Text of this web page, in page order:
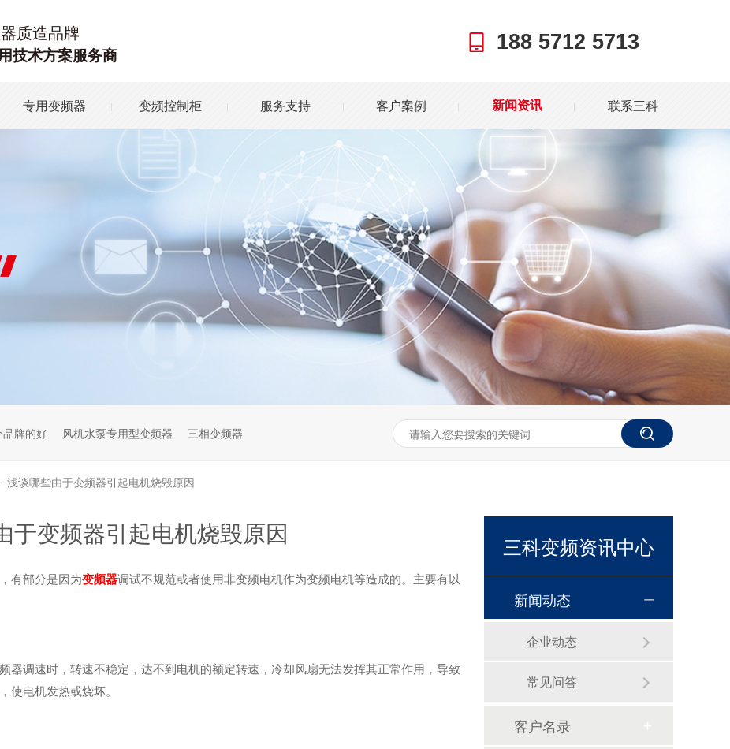
质造品牌
技术方案服务商
188 5712 5713
专用变频器 变频控制柜 服务支持 客户案例 新闻资讯 联系三科
牌的好 风机水泵专用型变频器 三相变频器
浅谈哪些由于变频器引起电机烧毁原因
于变频器引起电机烧毁原因
有部分是因为变频器调试不规范或者使用非变频电机作为变频电机等造成的。主要有以
器调速时，转速不稳定，达不到电机的额定转速，冷却风扇无法发挥其正常作用，导致
使电机发热或烧坏。
三科变频资讯中心
新闻动态
企业动态
常见问答
客户名录